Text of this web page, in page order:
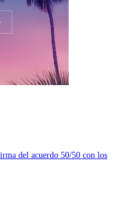
del acuerdo 50/50 con los